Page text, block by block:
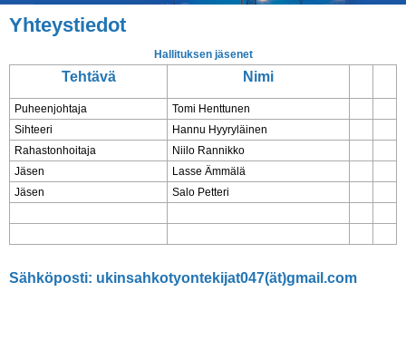
Yhteystiedot
Hallituksen jäsenet
Tehtävä Nimi
Puheenjohtaja
Tomi Henttunen
Sihteeri
Hannu Hyyryläinen
Rahastonhoitaja
Niilo Rannikko
Jäsen
Lasse Ämmälä
Jäsen
Salo Petteri
Sähköposti: ukinsahkotyontekijat047(ät)gmail.com